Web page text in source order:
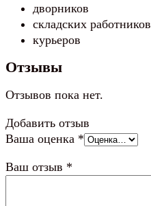
дворников
складских работников
курьеров
Отзывы
Отзывов пока нет.
Добавить отзыв
Ваша оценка *
Ваш отзыв *